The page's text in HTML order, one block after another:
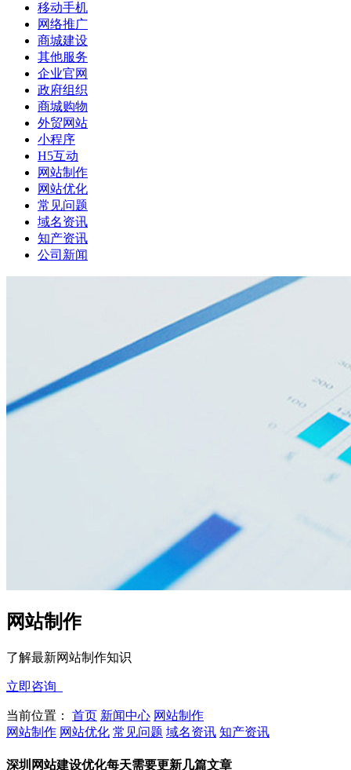
移动手机
网络推广
商城建设
其他服务
企业官网
政府组织
商城购物
外贸网站
小程序
H5互动
网站制作
网站优化
常见问题
域名资讯
知产资讯
公司新闻
网站制作
了解最新网站制作知识
立即咨询
当前位置： 首页 新闻中心 网站制作
网站制作 网站优化 常见问题 域名资讯 知产资讯
深圳网站建设优化每天需要更新几篇文章